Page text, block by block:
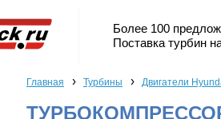
Более 100
Поставка турбин
Главная › Турбины › Двигатели
ТУРБОКОМПРЕССОР